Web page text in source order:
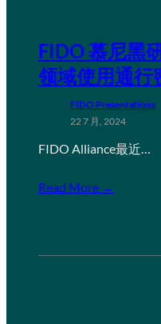
FIDO 慕尼黑
领域使用通行
FIDO Presentations
22 7 月, 2024
FIDO Alliance最近…
Read More →